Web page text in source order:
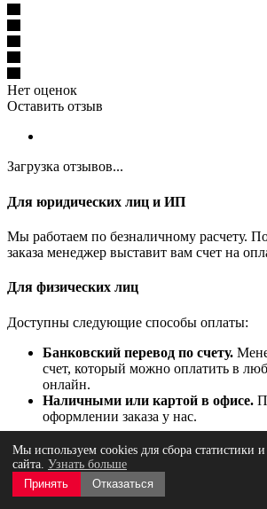
Нет оценок
Оставить отзыв
Загрузка отзывов...
Для юридических лиц и ИП
Мы работаем по безналичному расчету.
заказа менеджер выставит вам счет на
Для физических лиц
Доступны следующие способы оплаты:
Банковский перевод по счету.
счет, который можно оплатить в
онлайн.
Наличными или картой в офисе.
оформлении заказа у нас.
Все цены указаны с НДС 20%
Вы получите полный комплект
Мы используем cookies для сбора статистики
сайта. Узнать больше
Принять
Отказаться